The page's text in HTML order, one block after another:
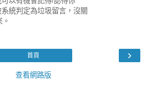
統判定為垃圾留言，沒關
›
首頁
查看網路版